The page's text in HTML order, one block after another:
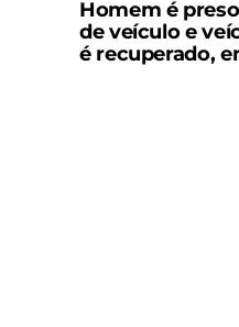
Homem é
de veículo e
é recuperado,